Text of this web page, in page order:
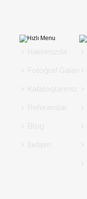
Hakkımızda
Fotoğraf Galeri
Kataloglarımız
Referanslar
Blog
İletişim